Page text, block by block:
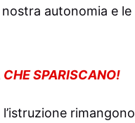
autonomia e le
CHE SPARISCANO!
rimangono